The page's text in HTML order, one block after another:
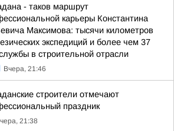
- таков маршрут
карьеры Константина
Максимова: тысячи километров
экспедиций и более чем 37
в строительной отрасли
Вчера, 21:46
строители отмечают
праздник
21:38